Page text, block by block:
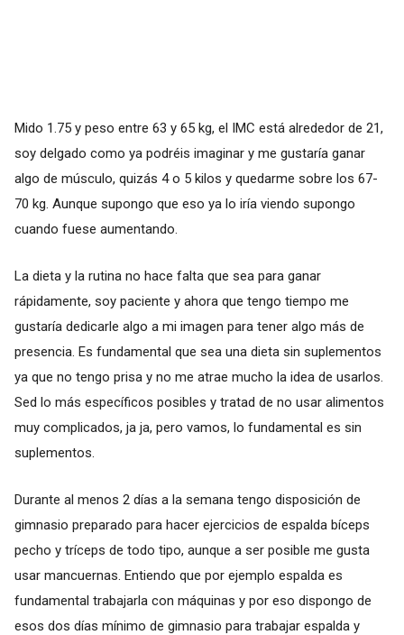
Mido 1.75 y peso entre 63 y 65 kg, el IMC está alrededor de 21,
soy delgado como ya podréis imaginar y me gustaría ganar
algo de músculo, quizás 4 o 5 kilos y quedarme sobre los 67-
70 kg. Aunque supongo que eso ya lo iría viendo supongo
cuando fuese aumentando.
La dieta y la rutina no hace falta que sea para ganar
rápidamente, soy paciente y ahora que tengo tiempo me
gustaría dedicarle algo a mi imagen para tener algo más de
presencia. Es fundamental que sea una dieta sin suplementos
ya que no tengo prisa y no me atrae mucho la idea de usarlos.
Sed lo más específicos posibles y tratad de no usar alimentos
muy complicados, ja ja, pero vamos, lo fundamental es sin
suplementos.
Durante al menos 2 días a la semana tengo disposición de
gimnasio preparado para hacer ejercicios de espalda bíceps
pecho y tríceps de todo tipo, aunque a ser posible me gusta
usar mancuernas. Entiendo que por ejemplo espalda es
fundamental trabajarla con máquinas y por eso dispongo de
esos dos días mínimo de gimnasio para trabajar espalda y